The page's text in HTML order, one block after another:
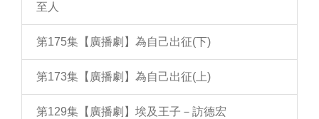
至人
第175集【廣播劇】為自己出征(下)
第173集【廣播劇】為自己出征(上)
第129集【廣播劇】埃及王子－訪德宏